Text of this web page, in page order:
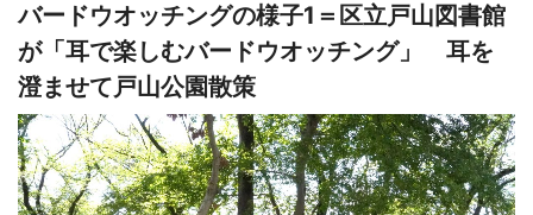
バードウオッチングの様子1＝区立戸山図書館
が「耳で楽しむバードウオッチング」 耳を
澄ませて戸山公園散策